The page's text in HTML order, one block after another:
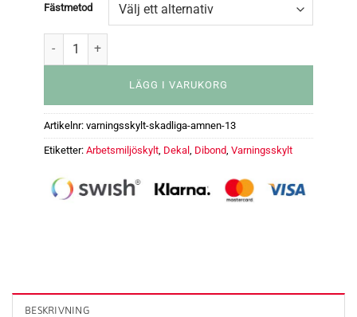
Fästmetod
LÄGG I VARUKORG
Artikelnr: varningsskylt-skadliga-amnen-13
Etiketter: Arbetsmiljöskylt Dekal Dibond Varningsskylt
BESKRIVNING